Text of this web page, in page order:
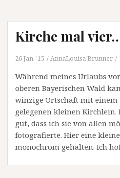
Kirche mal
26 Jan. ’15 AnnaLouisa Brunner
Während meines Urlaubs
oberen Bayerischen Wald
winzige Ortschaft mit einem
gelegenen kleinen Kirchlein.
gut, dass ich sie von allen
fotografierte. Hier eine
monochrom gehalten. Ich